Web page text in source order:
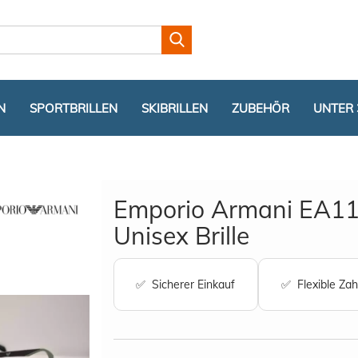
Lieferland
SPORTBRILLEN SKIBRILLEN ZUBEHÖR UNTER
Emporio Armani
Unisex Brille
✅ Sicherer Einkauf ✅ Flexible